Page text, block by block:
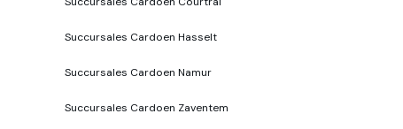
Succursales Cardoen Hasselt
Succursales Cardoen Namur
Succursales Cardoen Zaventem